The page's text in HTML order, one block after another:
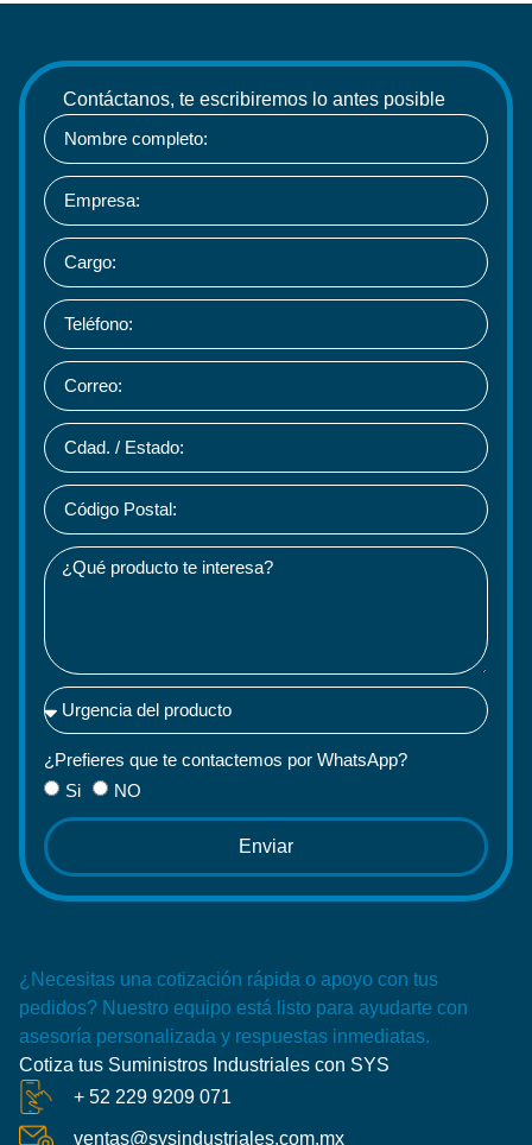
¿Necesitas una cotización rápida o apoyo con tus
pedidos? Nuestro equipo está listo para ayudarte con
asesoría personalizada y respuestas inmediatas.
Cotiza tus Suministros Industriales con SYS
+ 52 229 9209 071
ventas@sysindustriales.com.mx
Contáctanos, te escribiremos lo antes posible
¿Prefieres que te contactemos por WhatsApp?
Si
NO
Enviar